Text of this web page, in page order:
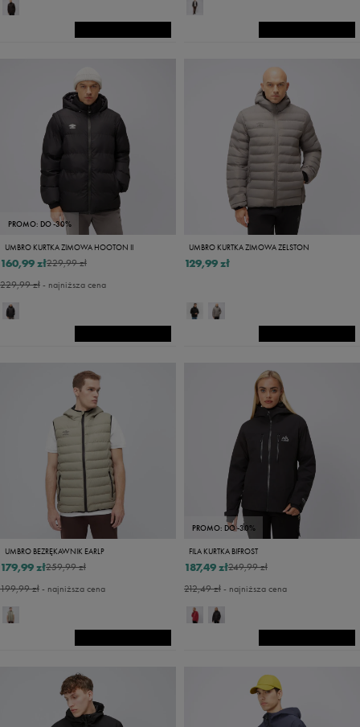
PROMO: DO -30%
UMBRO KURTKA ZIMOWA HOOTON II
229,99 zł
160,99 zł
229,99 zł- najniższa cena
UMBRO KURTKA ZIMOWA ZELSTON
129,99 zł
UMBRO BEZRĘKAWNIK EARLP
259,99 zł
179,99 zł
199,99 zł- najniższa cena
PROMO: DO -30%
FILA KURTKA BIFROST
249,99 zł
187,49 zł
212,49 zł- najniższa cena